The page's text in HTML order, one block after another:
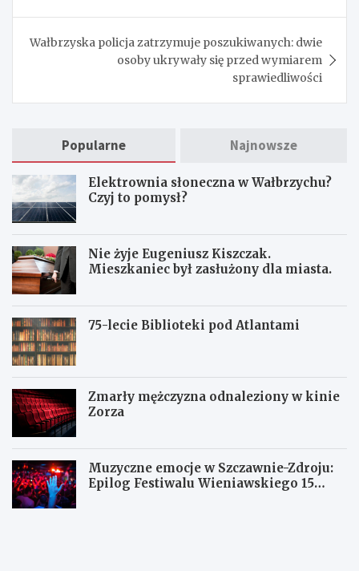
Wałbrzyska policja zatrzymuje poszukiwanych: dwie
osoby ukrywały się przed wymiarem
sprawiedliwości
Popularne Najnowsze
Elektrownia słoneczna w Wałbrzychu?
Czyj to pomysł?
Nie żyje Eugeniusz Kiszczak.
Mieszkaniec był zasłużony dla miasta.
75-lecie Biblioteki pod Atlantami
Zmarły mężczyzna odnaleziony w kinie
Zorza
Muzyczne emocje w Szczawnie-Zdroju:
Epilog Festiwalu Wieniawskiego 15
Z
W
W